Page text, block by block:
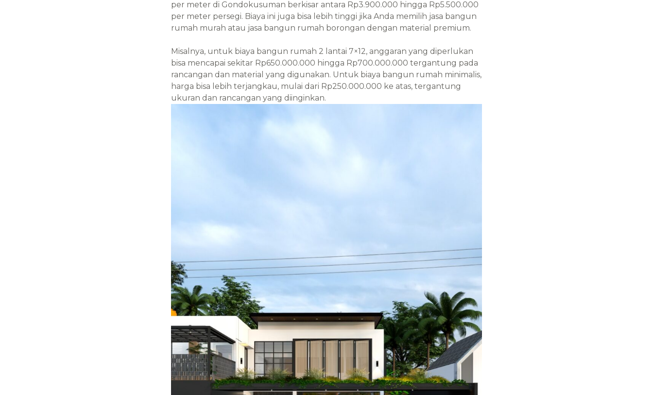
per meter di Gondokusuman berkisar antara Rp3.900.000 hingga Rp5.500.000
per meter persegi. Biaya ini juga bisa lebih tinggi jika Anda memilih jasa bangun
rumah murah atau jasa bangun rumah borongan dengan material premium.
Misalnya, untuk biaya bangun rumah 2 lantai 7×12, anggaran yang diperlukan
bisa mencapai sekitar Rp650.000.000 hingga Rp700.000.000 tergantung pada
rancangan dan material yang digunakan. Untuk biaya bangun rumah minimalis,
harga bisa lebih terjangkau, mulai dari Rp250.000.000 ke atas, tergantung
ukuran dan rancangan yang diinginkan.